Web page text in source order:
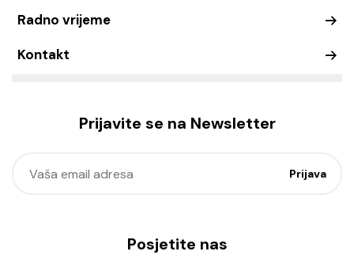
Radno vrijeme
Kontakt
Prijavite se na Newsletter
Posjetite nas